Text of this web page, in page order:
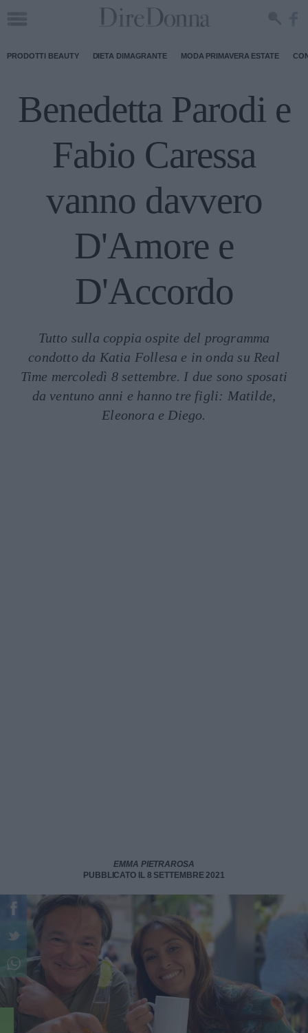
PRODOTTI BEAUTY DIETA DIMAGRANTE MODA PRIMAVERA ESTATE
Benedetta Parodi e
Fabio Caressa
vanno davvero
D'Amore e
D'Accordo
Tutto sulla coppia ospite del programma
condotto da Katia Follesa e in onda su Real
Time mercoledì 8 settembre. I due sono sposati
da ventuno anni e hanno tre figli: Matilde,
Eleonora e Diego.
EMMA PIETRAROSA
PUBBLICATO IL 8 SETTEMBRE 2021